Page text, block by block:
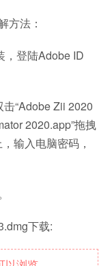
方法：
，登陆Adobe ID
“Adobe Zii 2020
2020.app”拖拽
输入电脑密码，
下载: